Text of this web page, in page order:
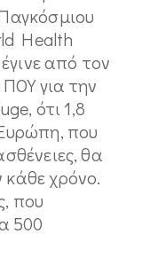
Health
από τον
για την
ότι 1,8
που
θα
χρόνο.
που
500